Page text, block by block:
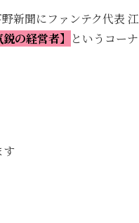
新聞にファンテク代表
の経営者】 というコー